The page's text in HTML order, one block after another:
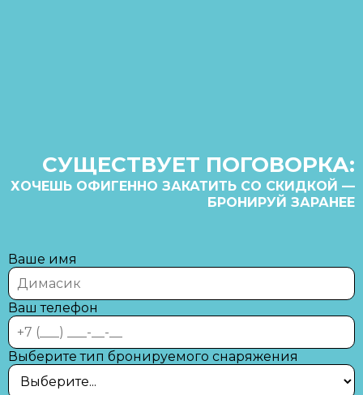
СУЩЕСТВУЕТ ПОГОВОРКА:
ХОЧЕШЬ ОФИГЕННО ЗАКАТИТЬ СО СКИДКОЙ —
БРОНИРУЙ ЗАРАНЕЕ
Ваше имя
Ваш телефон
Выберите тип бронируемого снаряжения